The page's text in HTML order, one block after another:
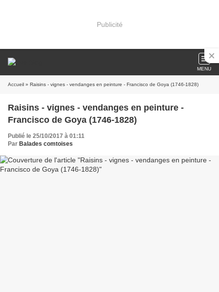
Publicité
MENU
Accueil » Raisins - vignes - vendanges en peinture - Francisco de Goya (1746-1828)
Raisins - vignes - vendanges en peinture -
Francisco de Goya (1746-1828)
Publié le 25/10/2017 à 01:11
Par Balades comtoises